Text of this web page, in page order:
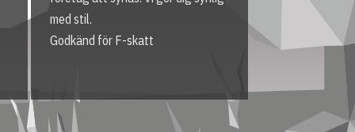
med stil.
Godkänd för F-skatt